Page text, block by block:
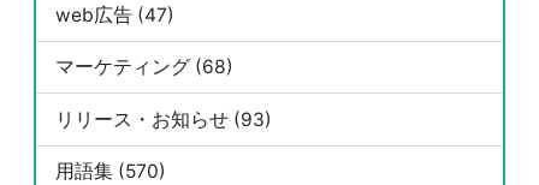
web広告 (47)
マーケティング (68)
リリース・お知らせ (93)
用語集 (570)